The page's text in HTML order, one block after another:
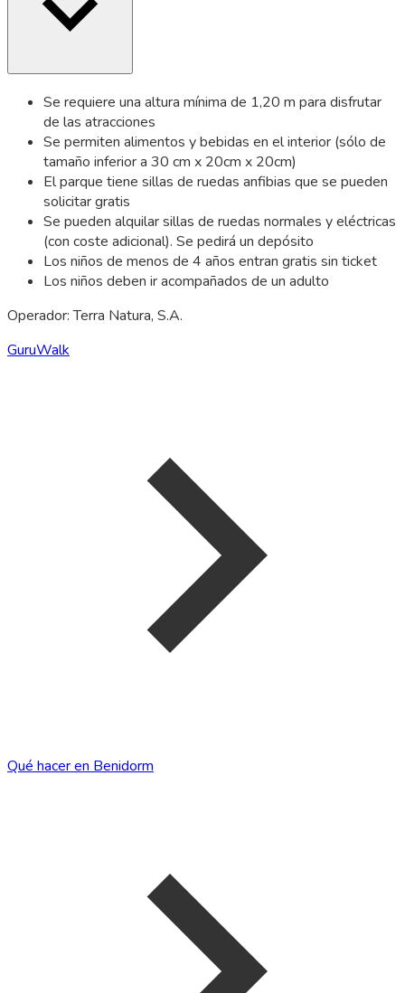
Se requiere una altura mínima de 1,20 m para disfrutar
de las atracciones
Se permiten alimentos y bebidas en el interior (sólo de
tamaño inferior a 30 cm x 20cm x 20cm)
El parque tiene sillas de ruedas anfibias que se pueden
solicitar gratis
Se pueden alquilar sillas de ruedas normales y eléctricas
(con coste adicional). Se pedirá un depósito
Los niños de menos de 4 años entran gratis sin ticket
Los niños deben ir acompañados de un adulto
Operador: Terra Natura, S.A.
GuruWalk
Qué hacer en Benidorm